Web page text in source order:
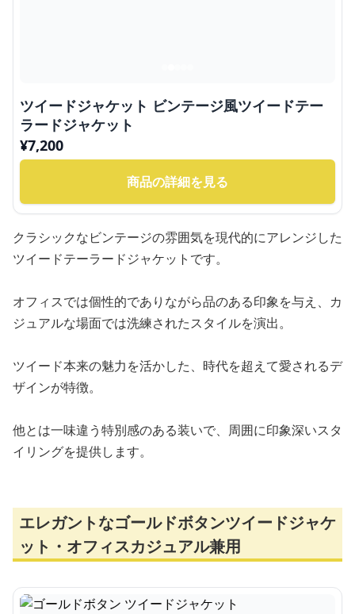
ツイードジャケット ビンテージ風ツイードテー
ラードジャケット
¥7,200
商品の詳細を見る
クラシックなビンテージの雰囲気を現代的にアレンジした
ツイードテーラードジャケットです。
オフィスでは個性的でありながら品のある印象を与え、カ
ジュアルな場面では洗練されたスタイルを演出。
ツイード本来の魅力を活かした、時代を超えて愛されるデ
ザインが特徴。
他とは一味違う特別感のある装いで、周囲に印象深いスタ
イリングを提供します。
エレガントなゴールドボタンツイードジャケ
ット・オフィスカジュアル兼用